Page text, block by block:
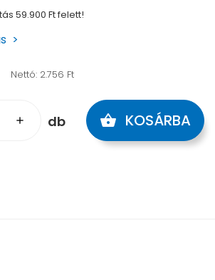
59.900 Ft felett!
Nettó: 2.756 Ft
add db shopping_basket KOSÁRBA